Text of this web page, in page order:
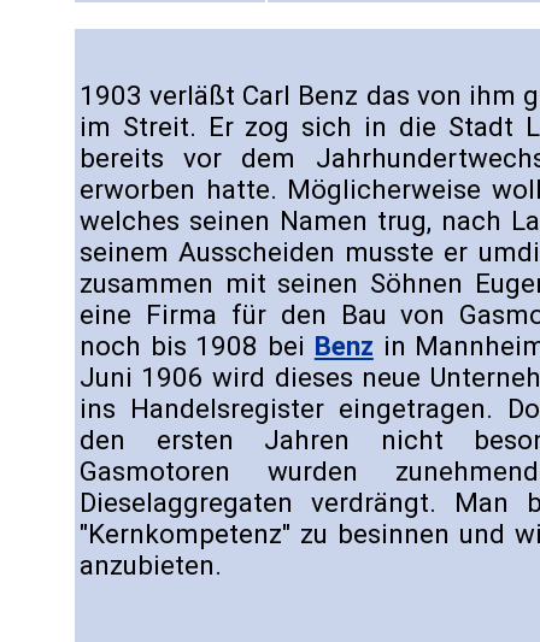
1903 verläßt Carl Benz das von ihm
im Streit. Er zog sich in die Stadt
bereits vor dem
erworben hatte. Möglicherweise
welches seinen Namen trug, nach
seinem Ausscheiden musste er
zusammen mit seinen Söhnen
eine Firma für den Bau von
noch bis 1908 bei Benz in
Juni 1906 wird dieses neue
ins Handelsregister eingetragen.
den ersten Jahren nicht
Gasmotoren wurden
Dieselaggregaten verdrängt.
"Kernkompetenz" zu besinnen und
anzubieten.